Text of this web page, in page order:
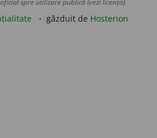
spre utilizare publică (vezi licența).
găzduit de Hosterion